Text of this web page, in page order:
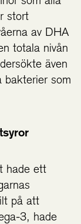
stort
av DHA
totala nivån
även
bakterier som
hade ett
på att
3, hade